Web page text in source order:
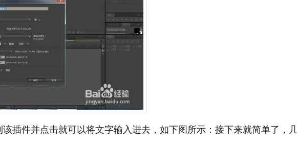
插件并点击就可以将文字输入进去，如下图所示：接下来就简单了，